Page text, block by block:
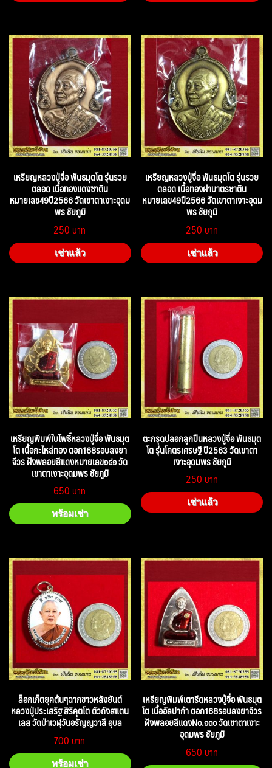
เหรียญหลวงปู่จื่อ พันธมุตโต รุ่นรวย
ตลอด เนื้อทองแดงซาติน
หมายเลข49ปี2566 วัดเขาตาเงาะอุดม
พร ชัยภูมิ
250
เช่าแล้ว
เหรียญหลวงปู่จื่อ พันธมุตโต รุ่นรวย
ตลอด เนื้อทองฝาบาตรซาติน
หมายเลข49ปี2566 วัดเขาตาเงาะอุดม
พร ชัยภูมิ
250
เช่าแล้ว
เหรียญพิมพ์ใบโพธิ์หลวงปู่จื่อ พันธมุต
โต เนื้อกะไหล่ทอง ตอก168รอบลงยา
จีวร ฝังพลอยสีแดงหมายเลข๑๔๑ วัด
เขาตาเงาะอุดมพร ชัยภูมิ
650
พร้อมเช่า
ตะกรุดปลอกลูกปืนหลวงปู่จื่อ พันธมุต
โต รุ่นโคตรเศรษฐี ปี2563 วัดเขาตา
เงาะอุดมพร ชัยภูมิ
250
เช่าแล้ว
ล็อกเก็ตยุคต้นๆฉากขาวหลังยันต์
หลวงปู่ประเสริฐ สิริคุตโต ตัวถังสแตน
เลส วัดป่าเวฬุวันอรัญญวาสี อุบล
700
พร้อมเช่า
เหรียญพิมพ์เตารีดหลวงปู่จื่อ พันธมุต
โต เนื้ออัลปาก้า ตอก168รอบลงยาจีวร
ฝังพลอยสีแดงNo.๑๓๐ วัดเขาตาเงาะ
อุดมพร ชัยภูมิ
650